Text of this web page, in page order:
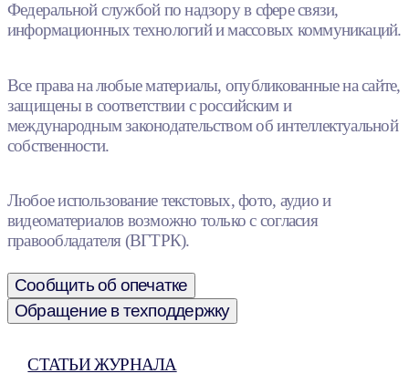
Федеральной службой по надзору в сфере связи,
информационных технологий и массовых коммуникаций.
Все права на любые материалы, опубликованные на сайте,
защищены в соответствии с российским и
международным законодательством об интеллектуальной
собственности.
Любое использование текстовых, фото, аудио и
видеоматериалов возможно только с согласия
правообладателя (ВГТРК).
Сообщить об опечатке
Обращение в техподдержку
СТАТЬИ ЖУРНАЛА